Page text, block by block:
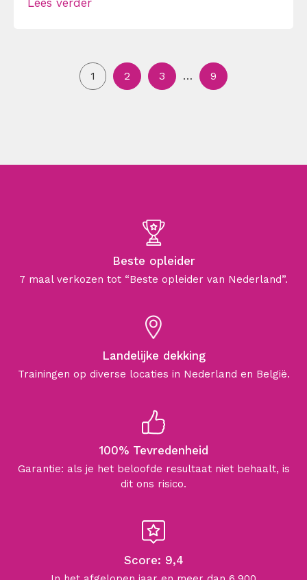
Lees verder
1 2 3 … 9
Beste opleider
7 maal verkozen tot “Beste opleider van Nederland”.
Landelijke dekking
Trainingen op diverse locaties in Nederland en België.
100% Tevredenheid
Garantie: als je het beloofde resultaat niet behaalt, is
dit ons risico.
Score: 9,4